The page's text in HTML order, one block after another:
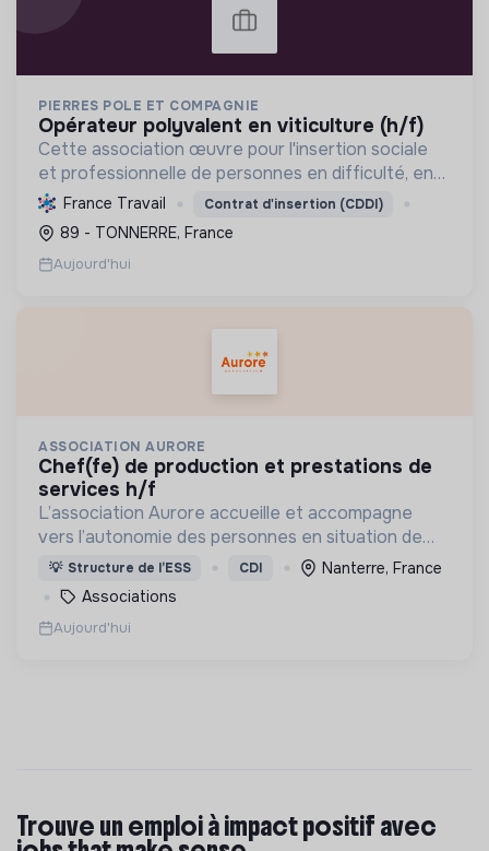
PIERRES POLE ET COMPAGNIE
opérateur polyvalent en viticulture (h/f)
Cette association œuvre pour l'insertion sociale
et professionnelle de personnes en difficulté, en
proposant divers services (viticulture, espaces
verts, encombrants, sous-traitance, nettoyage)
contri...
France Travail Contrat d'insertion (CDDI)
89 - TONNERRE, France
Aujourd'hui
ASSOCIATION AURORE
chef(fe) de production et prestations de
services h/f
L’association Aurore accueille et accompagne
vers l’autonomie des personnes en situation de
précarité ou d’exclusion via l’hébergement, les
soins et l’insertion sociale et professionnelle.
💡 Structure de l’ESS CDI
Nanterre, France
Associations
Aujourd'hui
Trouve un emploi à impact positif avec